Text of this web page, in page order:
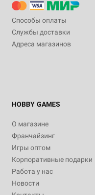
Способы оплаты
Службы доставки
Адреса магазинов
HOBBY GAMES
О магазине
Франчайзинг
Игры оптом
Корпоративные подарки
Работа у нас
Новости